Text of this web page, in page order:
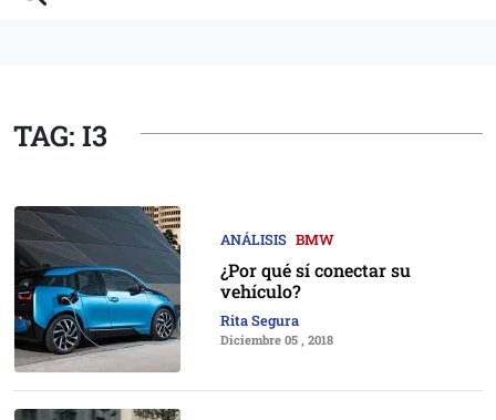
TAG: I3
ANÁLISIS BMW
¿Por qué sí conectar su
vehículo?
Rita Segura
Diciembre 05 , 2018